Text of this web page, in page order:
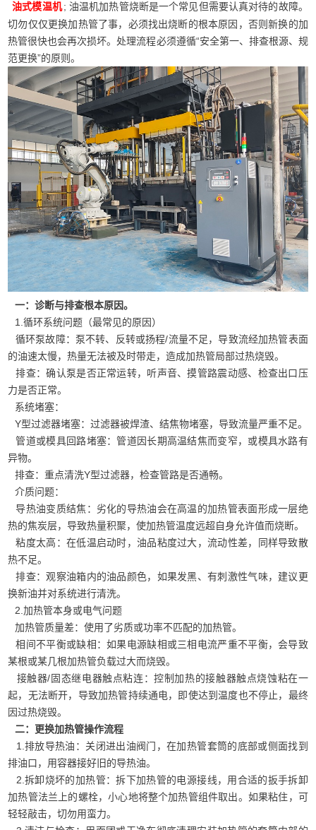
油式模温机 ; 油温机加热管烧断是一个常见但需要认真对待的故障。
切勿仅仅更换加热管了事，必须找出烧断的根本原因，否则新换的加
热管很快也会再次损坏。处理流程必须遵循“安全第一、排查根源、规
范更换”的原则。
一：诊断与排查根本原因。
1.循环系统问题（最常见的原因）
循环泵故障：泵不转、反转或扬程/流量不足，导致流经加热管表面
的油速太慢，热量无法被及时带走，造成加热管局部过热烧毁。
排查：确认泵是否正常运转，听声音、摸管路震动感、检查出口压
力是否正常。
系统堵塞：
Y型过滤器堵塞：过滤器被焊渣、结焦物堵塞，导致流量严重不足。
管道或模具回路堵塞：管道因长期高温结焦而变窄，或模具水路有
异物。
排查：重点清洗Y型过滤器，检查管路是否通畅。
介质问题：
导热油变质结焦：劣化的导热油会在高温的加热管表面形成一层绝
热的焦炭层，导致热量积聚，使加热管温度远超自身允许值而烧断。
粘度太高：在低温启动时，油品粘度过大，流动性差，同样导致散
热不足。
排查：观察油箱内的油品颜色，如果发黑、有刺激性气味，建议更
换新油并对系统进行清洗。
2.加热管本身或电气问题
加热管质量差：使用了劣质或功率不匹配的加热管。
相间不平衡或缺相：如果电源缺相或三相电流严重不平衡，会导致
某根或某几根加热管负载过大而烧毁。
接触器/固态继电器触点粘连：控制加热的接触器触点烧蚀粘在一
起，无法断开，导致加热管持续通电，即使达到温度也不停止，最终
因过热烧毁。
二：更换加热管操作流程
1.排放导热油：关闭进出油阀门，在加热管套筒的底部或侧面找到
排油口，用容器接好旧的导热油。
2.拆卸烧坏的加热管：拆下加热管的电源接线，用合适的扳手拆卸
加热管法兰上的螺栓，小心地将整个加热管组件取出。如果粘住，可
轻轻敲击，切勿用蛮力。